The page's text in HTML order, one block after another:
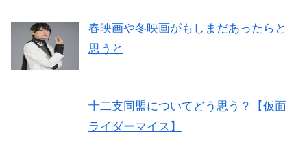
春映画や冬映画がもしまだあったらと
思うと
十二支同盟についてどう思う？【仮面
ライダーマイス】